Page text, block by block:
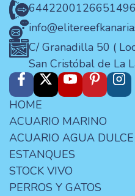
644220012
C/ Granadilla 50 (
San Cristóbal de La
HOME
ACUARIO MARINO
ACUARIO AGUA DULCE
ESTANQUES
STOCK VIVO
PERROS Y GATOS